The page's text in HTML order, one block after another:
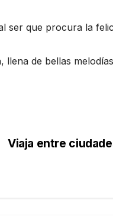
ser que procura la
de bellas
Viaja entre